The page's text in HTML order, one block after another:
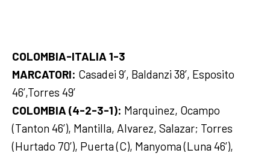
COLOMBIA-ITALIA 1-3
MARCATORI: Casadei 9’, Baldanzi 38’, Esposito
46’,Torres 49’
COLOMBIA (4-2-3-1): Marquinez, Ocampo
(Tanton 46’), Mantilla, Alvarez, Salazar; Torres
(Hurtado 70’), Puerta (C), Manyoma (Luna 46’),